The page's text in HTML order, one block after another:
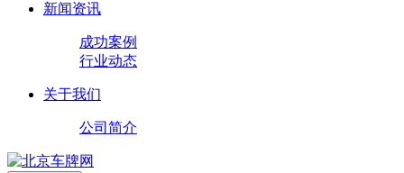
新闻资讯
成功案例
行业动态
关于我们
公司简介